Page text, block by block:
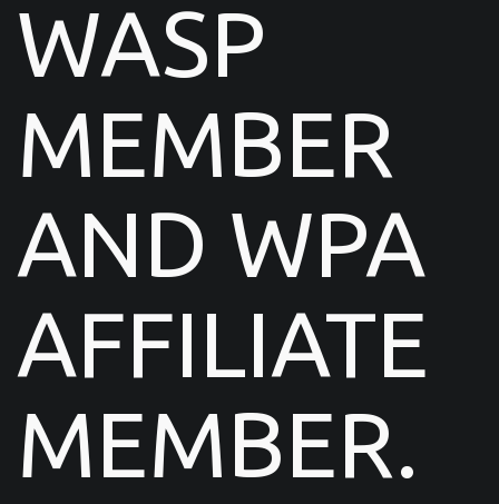
WASP
MEMBER
AND WPA
AFFILIATE
MEMBER.